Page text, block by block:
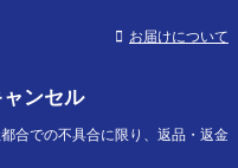
お届けについて
ンセル
合での不具合に限り、返品・返金